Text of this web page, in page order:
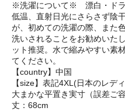
※洗濯について※ 漂白・ドラ
低温、直射日光にさらさず陰
が、初めての洗濯の際、また
洗いされることをお勧めいた
ット推奨。水で縮みやすい素
てください。
【country】中国
【size】表記4XL(日本のレデ
大まかな平置き実寸（誤差
丈：68cm